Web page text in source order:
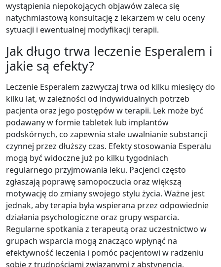
wystąpienia niepokojących objawów zaleca się
natychmiastową konsultację z lekarzem w celu oceny
sytuacji i ewentualnej modyfikacji terapii.
Jak długo trwa leczenie Esperalem i
jakie są efekty?
Leczenie Esperalem zazwyczaj trwa od kilku miesięcy do
kilku lat, w zależności od indywidualnych potrzeb
pacjenta oraz jego postępów w terapii. Lek może być
podawany w formie tabletek lub implantów
podskórnych, co zapewnia stałe uwalnianie substancji
czynnej przez dłuższy czas. Efekty stosowania Esperalu
mogą być widoczne już po kilku tygodniach
regularnego przyjmowania leku. Pacjenci często
zgłaszają poprawę samopoczucia oraz większą
motywację do zmiany swojego stylu życia. Ważne jest
jednak, aby terapia była wspierana przez odpowiednie
działania psychologiczne oraz grupy wsparcia.
Regularne spotkania z terapeutą oraz uczestnictwo w
grupach wsparcia mogą znacząco wpłynąć na
efektywność leczenia i pomóc pacjentowi w radzeniu
sobie z trudnościami związanymi z abstynencją.